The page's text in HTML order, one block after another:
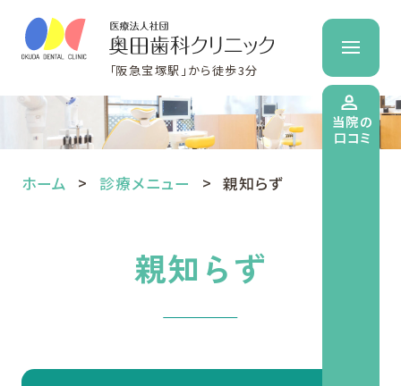
「阪急宝塚駅」から徒歩3分
当院の
口コミ
ホーム 診療メニュー 親知らず
親知らず